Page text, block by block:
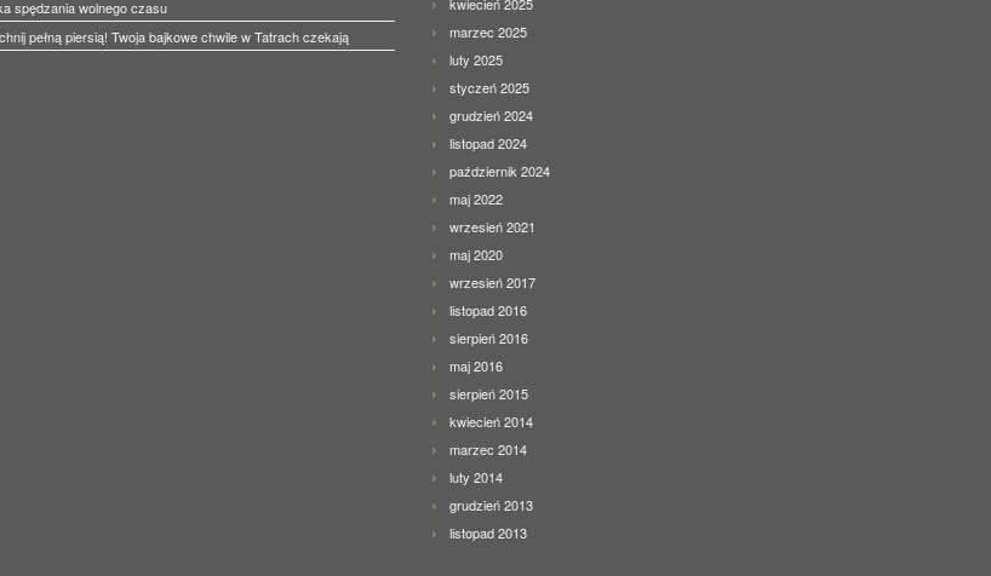
spędzania wolnego czasu
pełną piersią! Twoja bajkowe chwile w Tatrach czekają
marzec 2025
luty 2025
styczeń 2025
grudzień 2024
listopad 2024
październik 2024
maj 2022
wrzesień 2021
maj 2020
wrzesień 2017
listopad 2016
sierpień 2016
maj 2016
sierpień 2015
kwiecień 2014
marzec 2014
luty 2014
grudzień 2013
listopad 2013